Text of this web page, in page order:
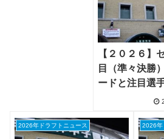
【２０２６】
目（準々決勝
ードと注目選
2026年ドラフトニュース 2026年